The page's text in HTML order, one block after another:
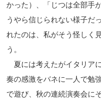
かった）、「じつは全部手
うやら信じられない様子だ
れたのは、私がそう怪しく
う。
夏には考えたがイタリア
奏の感激をバネに一人で勉
で遊び、秋の連続演奏会に